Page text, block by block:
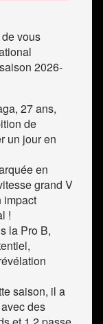
vous
2026-
27 ans,
de
un jour en
en
grand V
impact
!
la Pro B,
saison, il a
des